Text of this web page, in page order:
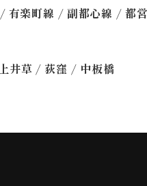
/ 有楽町線 / 副都心線 / 都
上井草 / 荻窪 / 中板橋